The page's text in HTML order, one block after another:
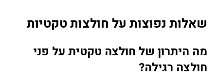
שאלות נפוצות על חולצות טקטיות
מה היתרון של חולצה טקטית על פני
חולצה רגילה?